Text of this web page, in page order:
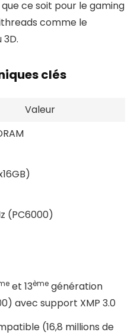
ce soit pour le gaming
comme le
clés
Valeur
(PC6000)
et 13ème génération
avec support XMP 3.0
(16,8 millions de